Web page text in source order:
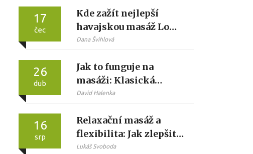
17
čec
Kde zažít nejlepší
havajskou masáž Lomi
Lomi ve vašem okolí:
doteků
Dana Švihlová
26
dub
Jak to funguje na
masáži: Klasická
masáž krok za krokem
David Halenka
16
srp
Relaxační masáž a
flexibilita: Jak zlepšit
pohyblivost těla
Lukáš Svoboda